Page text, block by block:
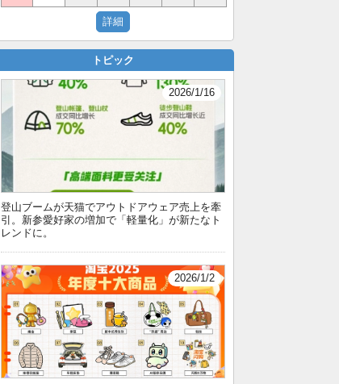
トピック
2026/1/16
登山ブームが天猫でアウトドアウェア売上を牽
引。新参愛好家の増加で「軽量化」が新たなト
レンドに。
2026/1/2